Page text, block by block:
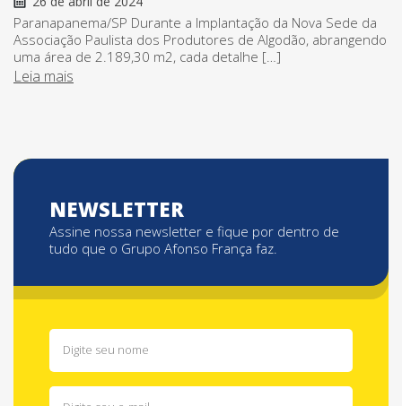
Paranapanema/SP Durante a Implantação da Nova Sede da
Associação Paulista dos Produtores de Algodão, abrangendo
uma área de 2.189,30 m2, cada detalhe […]
Leia mais
NEWSLETTER
Assine nossa newsletter e fique por dentro de
tudo que o Grupo Afonso França faz.